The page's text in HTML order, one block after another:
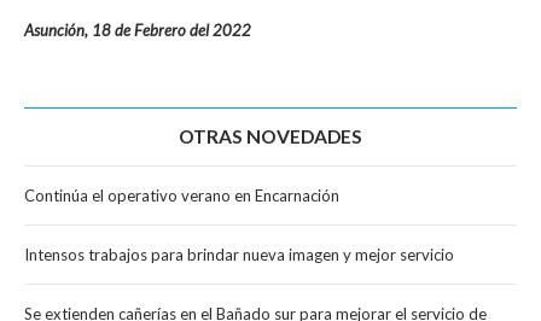
Asunción, 18 de Febrero del 2022
OTRAS NOVEDADES
Continúa el operativo verano en Encarnación
Intensos trabajos para brindar nueva imagen y mejor servicio
Se extienden cañerías en el Bañado sur para mejorar el servicio de